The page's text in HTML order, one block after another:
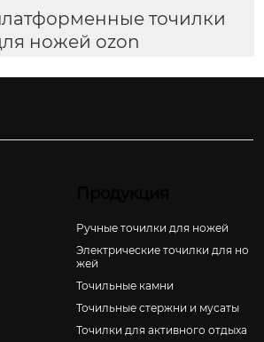
точилки
ножей ozon
Ручные точилки для ножей
Электрические точилки для но
жей
Точильные камни
Точильные стержни и мусаты
Точилки для активного отдыха